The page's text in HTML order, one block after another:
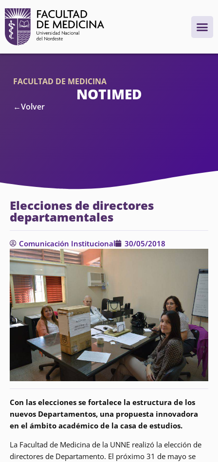
FACULTAD DE MEDICINA
NOTIMED
←Volver
Elecciones de directores
departamentales
Comunicación Institucional 30/05/2018
Con las elecciones se fortalece la estructura de los
nuevos Departamentos, una propuesta innovadora
en el ámbito académico de la casa de estudios.
La Facultad de Medicina de la UNNE realizó la elección de
directores de Departamento. El próximo 31 de mayo se